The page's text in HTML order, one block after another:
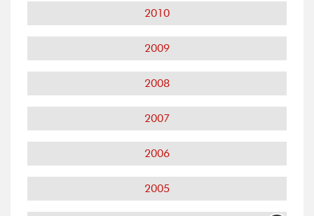
2010
2009
2008
2007
2006
2005